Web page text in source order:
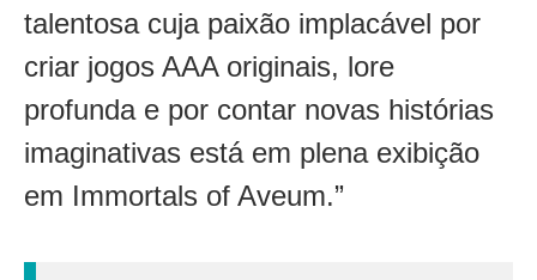
talentosa cuja paixão implacável por
criar jogos AAA originais, lore
profunda e por contar novas histórias
imaginativas está em plena exibição
em Immortals of Aveum.”